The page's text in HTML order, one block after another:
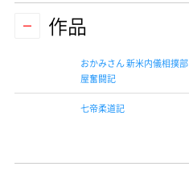
作品
おかみさん 新米内儀相撲部
屋奮闘記
七帝柔道記